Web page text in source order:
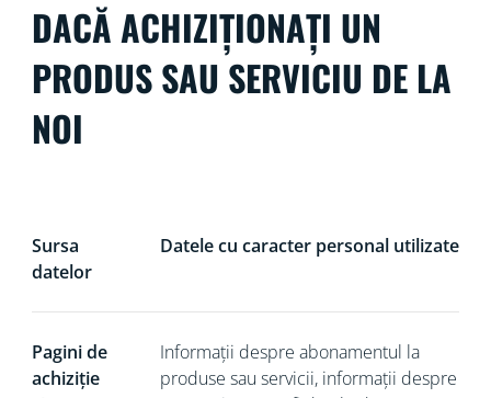
DACĂ ACHIZIȚIONAȚI UN
PRODUS SAU SERVICIU DE LA
NOI
Sursa
datelor
Datele cu caracter personal utilizate
Pagini de
achiziție
Informații despre abonamentul la
produse sau servicii, informații despre